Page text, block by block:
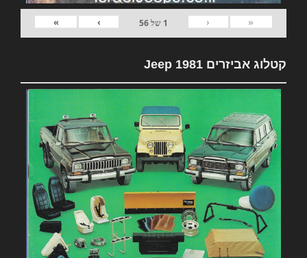
«
‹
1 של56
›
»
קטלוג אביזרים 1981 Jeep